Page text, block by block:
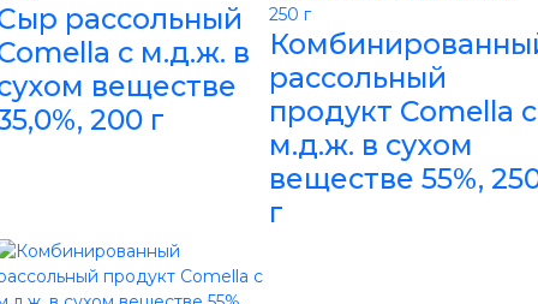
рассольный
с м.д.ж. в
веществе
200 г
рассольный
продукт Comella с
м.д.ж. в сухом
веществе 55%,
г